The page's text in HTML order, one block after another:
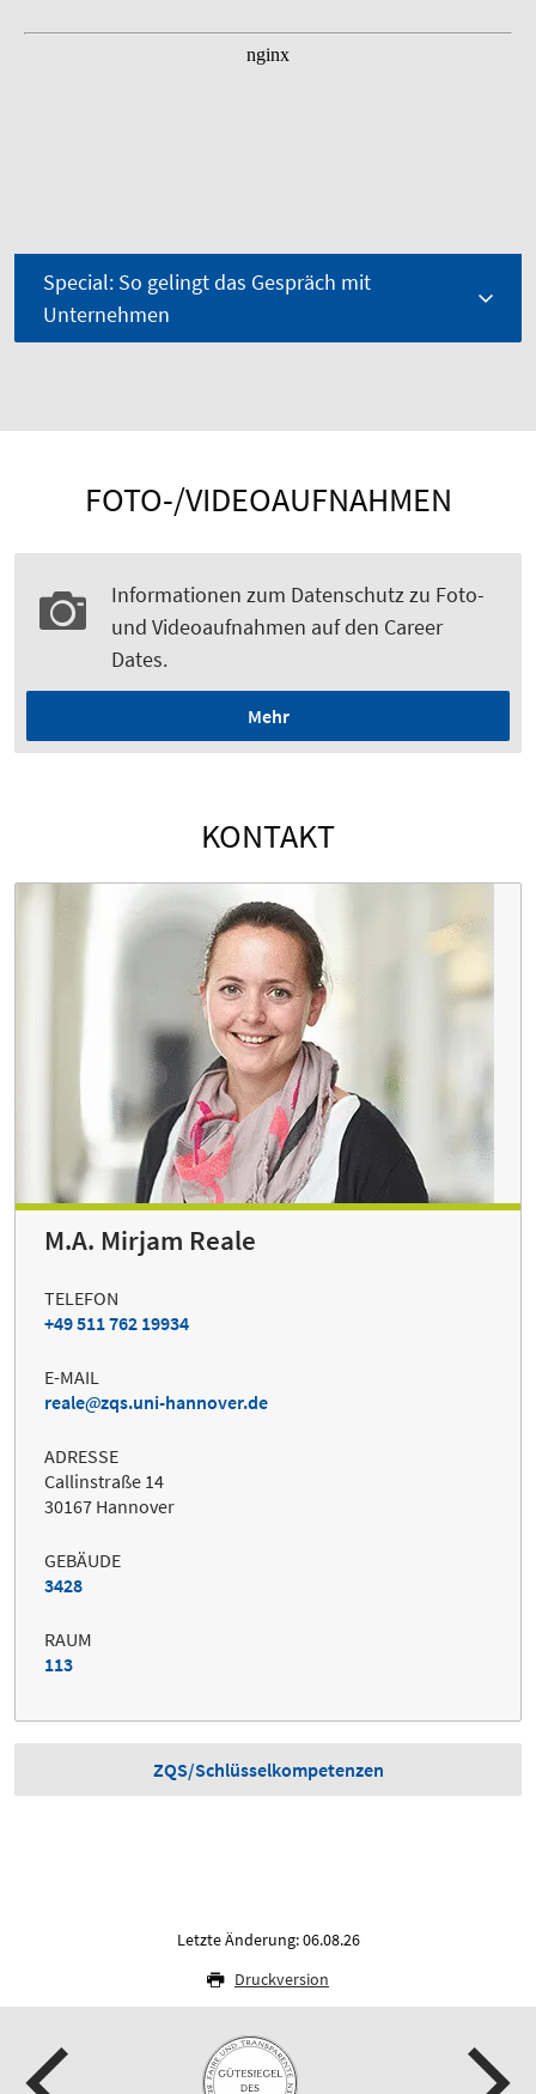
Special: So gelingt das Gespräch mit
Unternehmen
FOTO-/VIDEOAUFNAHMEN
Informationen zum Datenschutz zu Foto-
und Videoaufnahmen auf den Career
Dates.
Mehr
KONTAKT
M.A. Mirjam Reale
TELEFON
+49 511 762 19934
E-MAIL
reale
zqs.uni-hannover.de
ADRESSE
Callinstraße 14
30167 Hannover
GEBÄUDE
3428
RAUM
113
ZQS/Schlüsselkompetenzen
Letzte Änderung: 06.08.26
Druckversion